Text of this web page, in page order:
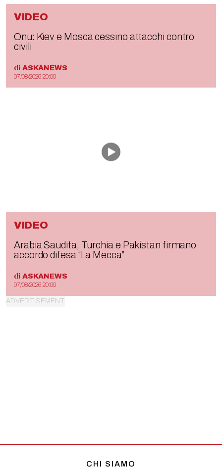
VIDEO
Onu: Kiev e Mosca cessino attacchi contro
civili
di ASKANEWS
07/08/2026 20:00
VIDEO
Arabia Saudita, Turchia e Pakistan firmano
accordo difesa “La Mecca”
di ASKANEWS
07/08/2026 20:00
CHI SIAMO